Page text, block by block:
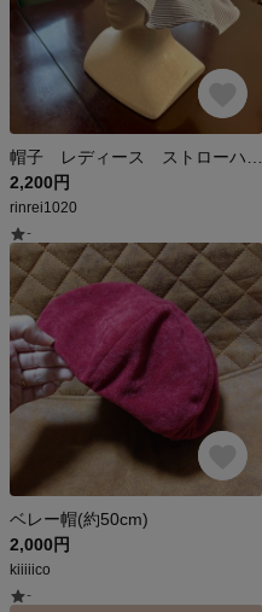
2,200円
rinrei1020
-
ベレー帽(約50cm)
2,000円
kiiiiico
-